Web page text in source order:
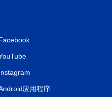
应用程序